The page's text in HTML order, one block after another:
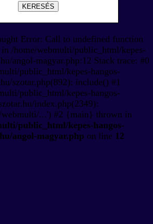
KERESÉS
Error: Call to undefined function
/home/webmulti/public_html/kepes-
angol-magyar.php:12 Stack trace: #0
public_html/kepes-hangos-
szotar.php(892): include() #1
public_html/kepes-hangos-
index.php(2349):
webmulti/...') #2 {main} thrown in
public_html/kepes-hangos-
angol-magyar.php on line 12